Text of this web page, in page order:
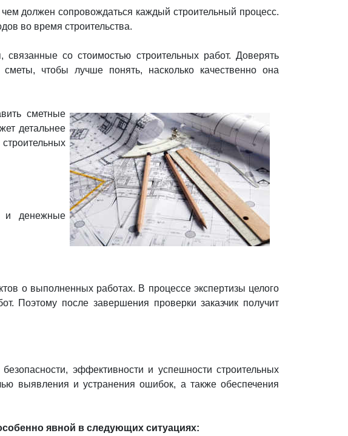
должен сопровождаться каждый строительный процесс.
во время строительства.
со стоимостью строительных работ. Доверять
чтобы лучше понять, насколько качественно она
сметные
детальнее
и денежные
о выполненных работах. В процессе экспертизы целого
Поэтому после завершения проверки заказчик получит
эффективности и успешности строительных
выявления и устранения ошибок, а также обеспечения
явной в следующих ситуациях: